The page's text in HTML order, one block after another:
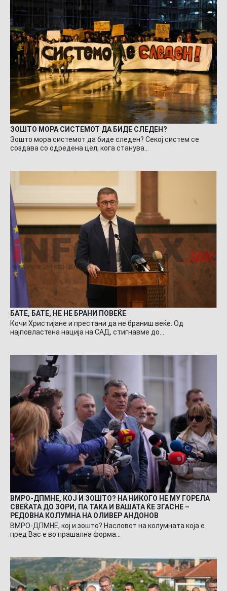
ЗОШТО МОРА СИСТЕМОТ ДА БИДЕ СЛЕДЕН?
Зошто мора системот да биде следен? Секој систем се
создава со одредена цел, кога станува…
БАТЕ, БАТЕ, НЕ НЕ БРАНИ ПОВЕЌЕ
Кочи Христијане и престани да не браниш веќе. Од
најповластена нација на САД, стигнавме до…
ВМРО-ДПМНЕ, КОЈ И ЗОШТО? НА НИКОГО НЕ МУ ГОРЕЛА
СВЕЌАТА ДО ЗОРИ, ПА ТАКА И ВАШАТА ЌЕ ЗГАСНЕ –
РЕДОВНА КОЛУМНА НА ОЛИВЕР АНДОНОВ
ВМРО-ДПМНЕ, кој и зошто? Насловот на колумната која е
пред Вас е во прашална форма…